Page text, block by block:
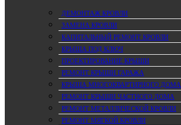
ДЕМОНТАЖ КРОВЛИ
ЗАМЕНА КРОВЛИ
КАПИТАЛЬНЫЙ РЕМОНТ КРОВЛИ
КРЫША ПОД КЛЮЧ
ПРОЕКТИРОВАНИЕ КРЫШИ
РЕМОНТ КРЫШИ ГАРАЖА
КРЫША МНОГОКВАРТИРНОГО ДОМА
РЕМОНТ КРЫШИ ЧАСТНОГО ДОМА
РЕМОНТ МЕТАЛЛИЧЕСКОЙ КРОВЛИ
РЕМОНТ МЯГКОЙ КРОВЛИ